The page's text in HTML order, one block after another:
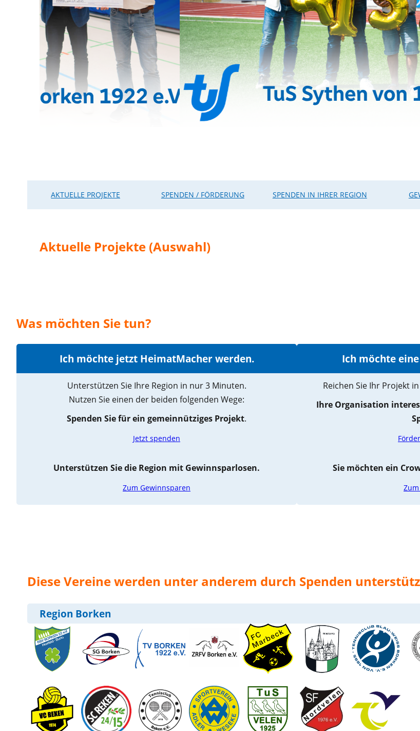
AKTUELLE PROJEKTE SPENDEN / FÖRDERUNG SPENDEN IN IHRER REGION
Aktuelle Projekte (Auswahl)
Was möchten Sie tun?
Ich möchte jetzt HeimatMacher werden.
Unterstützen Sie Ihre Region in nur 3 Minuten.
Nutzen Sie einen der beiden folgenden Wege:
Spenden Sie für ein gemeinnütziges Projekt.
Jetzt spenden
Unterstützen Sie die Region mit Gewinnsparlosen.
Zum Gewinnsparen
Ich möchte
Reichen Sie Ihr Projekt
Ihre Organisation
Sie möchten ein
Diese Vereine werden unter anderem durch Spenden
Region Borken